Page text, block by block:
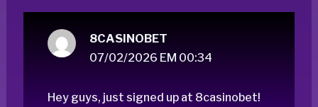
8CASINOBET
07/02/2026 EM 00:34
Hey guys, just signed up at 8casinobet!